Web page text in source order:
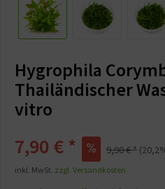
Hygrophila
Thailändischer
vitro
7,90 €* 9,90 €* (20,2
inkl. MwSt. zzgl. Versandkosten